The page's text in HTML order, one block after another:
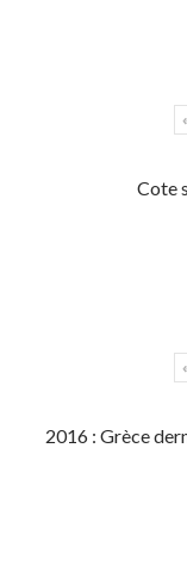
Cote
2016 : Grèce